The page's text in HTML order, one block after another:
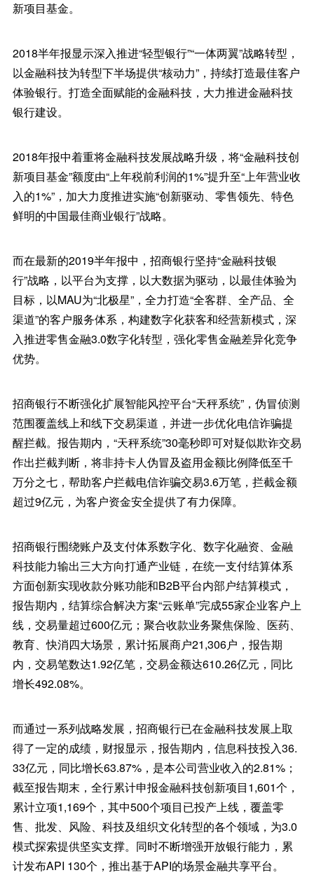
新项目基金。
2018半年报显示深入推进“轻型银行”“一体两翼”战略转型，
以金融科技为转型下半场提供“核动力”，持续打造最佳客户
体验银行。打造全面赋能的金融科技，大力推进金融科技
银行建设。
2018年报中着重将金融科技发展战略升级，将“金融科技创
新项目基金”额度由“上年税前利润的1%”提升至“上年营业收
入的1%”，加大力度推进实施“创新驱动、零售领先、特色
鲜明的中国最佳商业银行”战略。
而在最新的2019半年报中，招商银行坚持“金融科技银
行”战略，以平台为支撑，以大数据为驱动，以最佳体验为
目标，以MAU为“北极星”，全力打造“全客群、全产品、全
渠道”的客户服务体系，构建数字化获客和经营新模式，深
入推进零售金融3.0数字化转型，强化零售金融差异化竞争
优势。
招商银行不断强化扩展智能风控平台“天秤系统”，伪冒侦测
范围覆盖线上和线下交易渠道，并进一步优化电信诈骗提
醒拦截。报告期内，“天秤系统”30毫秒即可对疑似欺诈交易
作出拦截判断，将非持卡人伪冒及盗用金额比例降低至千
万分之七，帮助客户拦截电信诈骗交易3.6万笔，拦截金额
超过9亿元，为客户资金安全提供了有力保障。
招商银行围绕账户及支付体系数字化、数字化融资、金融
科技能力输出三大方向打通产业链，在统一支付结算体系
方面创新实现收款分账功能和B2B平台内部户结算模式，
报告期内，结算综合解决方案“云账单”完成55家企业客户上
线，交易量超过600亿元；聚合收款业务聚焦保险、医药、
教育、快消四大场景，累计拓展商户21,306户，报告期
内，交易笔数达1.92亿笔，交易金额达610.26亿元，同比
增长492.08%。
而通过一系列战略发展，招商银行已在金融科技发展上取
得了一定的成绩，财报显示，报告期内，信息科技投入36.
33亿元，同比增长63.87%，是本公司营业收入的2.81%；
截至报告期末，全行累计申报金融科技创新项目1,601个，
累计立项1,169个，其中500个项目已投产上线，覆盖零
售、批发、风险、科技及组织文化转型的各个领域，为3.0
模式探索提供坚实支撑。同时不断增强开放银行能力，累
计发布API 130个，推出基于API的场景金融共享平台。